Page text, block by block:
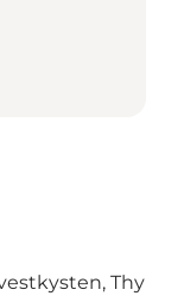
Thy